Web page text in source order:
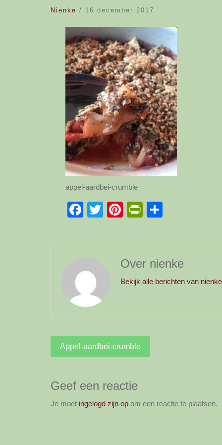
Nienke / 16 december 2017
appel-aardbei-crumble
Facebook
TwitterPinterest
Over nienke
Bekijk alle berichten van
Bericht
navigatie
Appel-aardbei-crumble
Geef een reactie
Je moet ingelogd zijn op om een reactie te plaatsen.